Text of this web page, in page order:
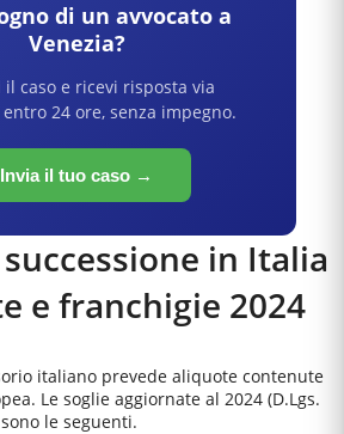
di un avvocato a
Venezia?
il caso e ricevi risposta via
24 ore, senza impegno.
Invia il tuo caso →
in Italia
e franchigie 2024
italiano prevede aliquote contenute
Le soglie aggiornate al 2024 (D.Lgs.
le seguenti.